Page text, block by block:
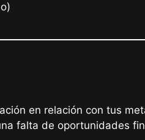
en relación con tus
falta de oportunidades